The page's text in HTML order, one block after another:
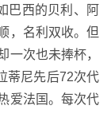
巴西的贝利、阿
，名利双收。但
一次也未捧杯，
蒂尼先后72次代
爱法国。每次代